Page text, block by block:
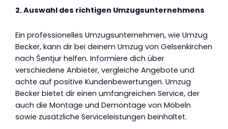
2. Auswahl des richtigen Umzugsunternehmens
Ein professionelles Umzugsunternehmen, wie Umzug
Becker, kann dir bei deinem Umzug von Gelsenkirchen
nach Šentjur helfen. Informiere dich über
verschiedene Anbieter, vergleiche Angebote und
achte auf positive Kundenbewertungen. Umzug
Becker bietet dir einen umfangreichen Service, der
auch die Montage und Demontage von Möbeln
sowie zusätzliche Serviceleistungen beinhaltet.